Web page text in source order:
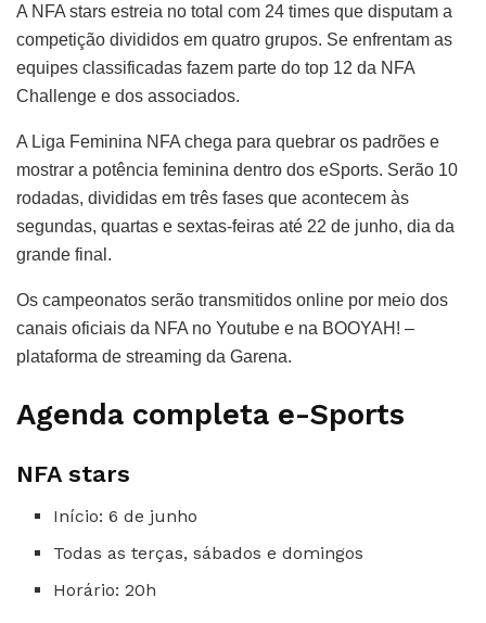
A NFA stars estreia no total com 24 times que disputam a
competição divididos em quatro grupos. Se enfrentam as
equipes classificadas fazem parte do top 12 da NFA
Challenge e dos associados.
A Liga Feminina NFA chega para quebrar os padrões e
mostrar a potência feminina dentro dos eSports. Serão 10
rodadas, divididas em três fases que acontecem às
segundas, quartas e sextas-feiras até 22 de junho, dia da
grande final.
Os campeonatos serão transmitidos online por meio dos
canais oficiais da NFA no Youtube e na BOOYAH! –
plataforma de streaming da Garena.
Agenda completa e-Sports
NFA stars
Início: 6 de junho
Todas as terças, sábados e domingos
Horário: 20h